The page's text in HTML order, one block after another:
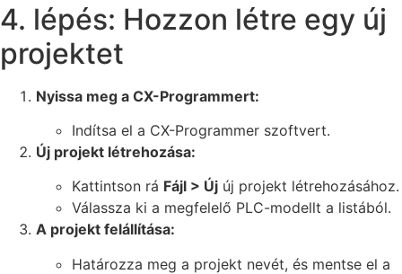
4. lépés: Hozzon létre egy új
projektet
Nyissa meg a CX-Programmert:
Indítsa el a CX-Programmer szoftvert.
Új projekt létrehozása:
Kattintson rá Fájl > Új új projekt létrehozásához.
Válassza ki a megfelelő PLC-modellt a listából.
A projekt felállítása:
Határozza meg a projekt nevét, és mentse el a